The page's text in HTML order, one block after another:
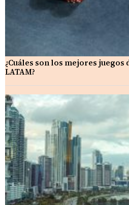
¿Cuáles son los mejores juegos
LATAM?